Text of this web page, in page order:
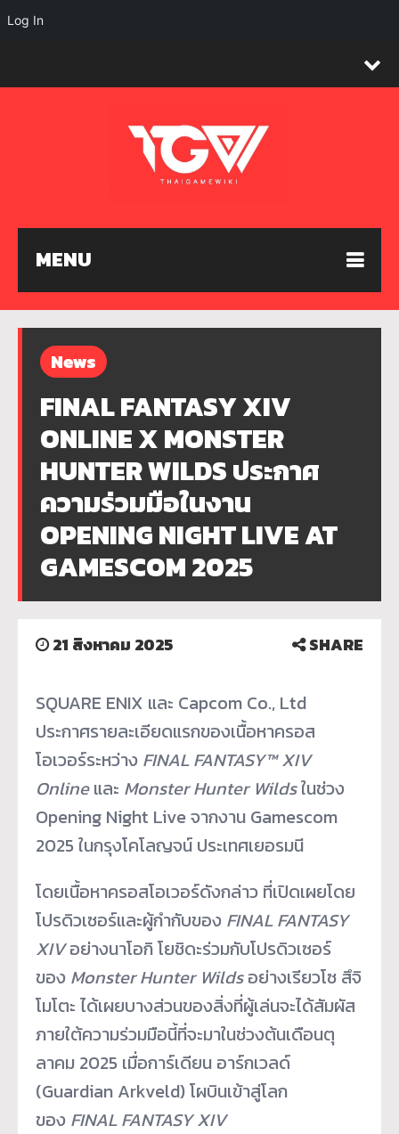
MENU
News
FINAL FANTASY XIV
ONLINE X MONSTER
HUNTER WILDS ประกาศ
ความร่วมมือในงาน
OPENING NIGHT LIVE AT
GAMESCOM 2025
21 สิงหาคม 2025 SHARE
SQUARE ENIX และ Capcom Co., Ltd
ประกาศรายละเอียดแรกของเนื้อหาครอส
โอเวอร์ระหว่าง FINAL FANTASY™ XIV
Onlineและ Monster Hunter Wildsในช่วง
Opening Night Live จากงาน Gamescom
2025 ในกรุงโคโลญจน์ ประเทศเยอรมนี
โดยเนื้อหาครอสโอเวอร์ดังกล่าว ที่เปิดเผยโดย
โปรดิวเซอร์และผู้กำกับของ FINAL FANTASY
XIVอย่างนาโอกิ โยชิดะร่วมกับโปรดิวเซอร์
ของ Monster Hunter Wildsอย่างเรียวโซ สึจิ
โมโตะ ได้เผยบางส่วนของสิ่งที่ผู้เล่นจะได้สัมผัส
ภายใต้ความร่วมมือนี้ที่จะมาในช่วงต้นเดือนตุ
ลาคม 2025 เมื่อการ์เดียน อาร์กเวลด์
(Guardian Arkveld) โผบินเข้าสู่โลก
ของ FINAL FANTASY XIV
Log In